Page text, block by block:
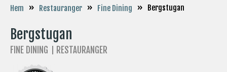
Hem » Restauranger » Fine Dining » Bergstugan
Bergstugan
FINE DINING RESTAURANGER